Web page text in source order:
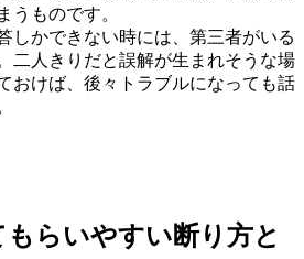
うものです。
しかできない時には、第三者がいる
二人きりだと誤解が生まれそうな場
おけば、後々トラブルになっても話
らいやすい断り方と